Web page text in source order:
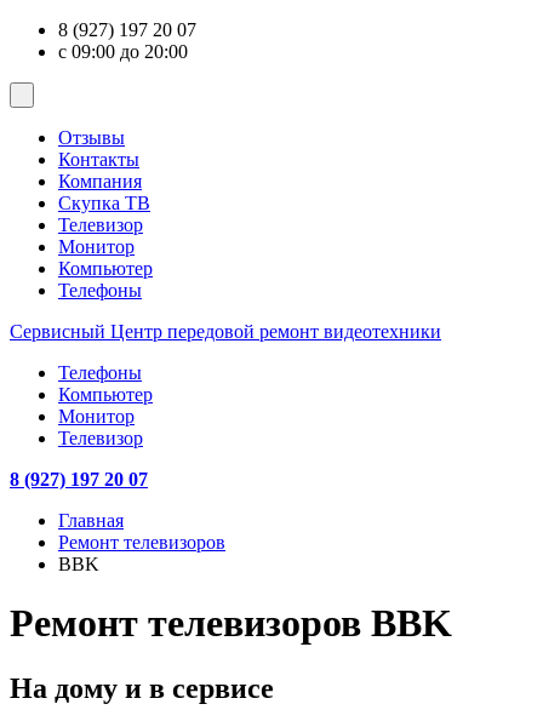
8 (927) 197 20 07
с 09:00 до 20:00
Отзывы
Контакты
Компания
Скупка ТВ
Телевизор
Монитор
Компьютер
Телефоны
Сервисный Центр передовой ремонт видеотехники
Телефоны
Компьютер
Монитор
Телевизор
8 (927) 197 20 07
Главная
Ремонт телевизоров
BBK
Ремонт телевизоров BBK
На дому и в сервисе